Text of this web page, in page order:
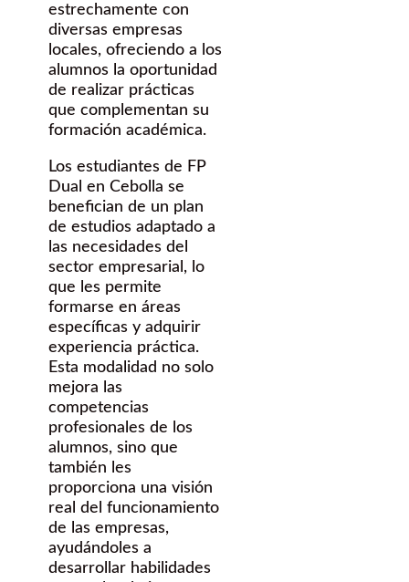
estrechamente con
diversas empresas
locales, ofreciendo a los
alumnos la oportunidad
de realizar prácticas
que complementan su
formación académica.
Los estudiantes de FP
Dual en Cebolla se
benefician de un plan
de estudios adaptado a
las necesidades del
sector empresarial, lo
que les permite
formarse en áreas
específicas y adquirir
experiencia práctica.
Esta modalidad no solo
mejora las
competencias
profesionales de los
alumnos, sino que
también les
proporciona una visión
real del funcionamiento
de las empresas,
ayudándoles a
desarrollar habilidades